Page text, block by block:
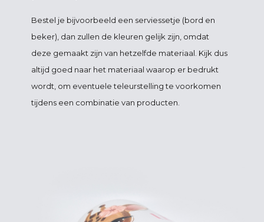
Bestel je bijvoorbeeld een serviessetje (bord en
beker), dan zullen de kleuren gelijk zijn, omdat
deze gemaakt zijn van hetzelfde materiaal. Kijk dus
altijd goed naar het materiaal waarop er bedrukt
wordt, om eventuele teleurstelling te voorkomen
tijdens een combinatie van producten.